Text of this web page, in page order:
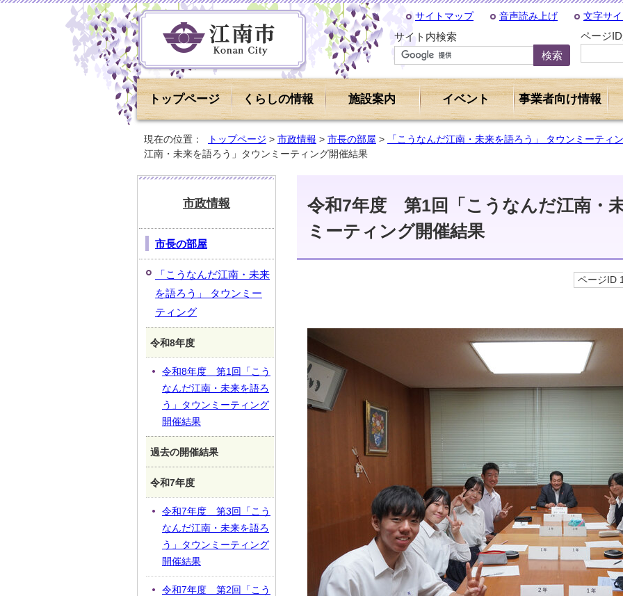
サイトマップ 音声読み上げ 文字サ
サイト内検索 ページ
トップページ くらしの情報 施設案内 イベント 事業者向け情報
現在の位置： トップページ > 市政情報 > 市長の部屋 >
「こうなんだ江南・未来を語ろう」 タウンミーティ
江南・未来を語ろう」タウンミーティング開催結果
令和7年度 第1回「こうなんだ江南・
ミーティング開催結果
ページID
市政情報
市長の部屋
「こうなんだ江南・未来
を語ろう」 タウンミー
ティング
令和8年度
令和8年度 第1回「こう
なんだ江南・未来を語ろ
う」タウンミーティング
開催結果
過去の開催結果
令和7年度
令和7年度 第3回「こう
なんだ江南・未来を語ろ
う」タウンミーティング
開催結果
令和7年度 第2回「こう